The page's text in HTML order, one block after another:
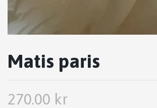
Matis paris
270.00 kr